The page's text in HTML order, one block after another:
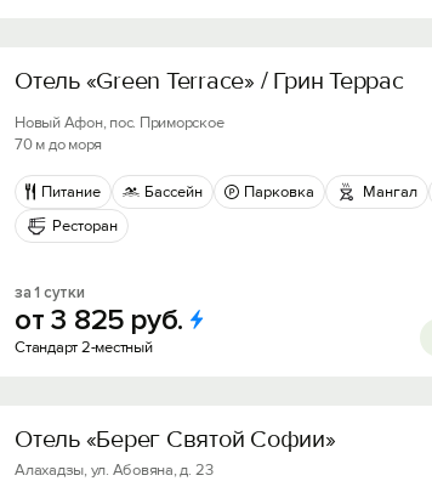
Отель «Green Terrace» / Грин Террас
Новый Афон, пос. Приморское
70 м до моря
Питание Бассейн Парковка Мангал
Ресторан
за 1 сутки
от3 825 руб.
Стандарт 2-местный
Отель «Берег Святой Софии»
Алахадзы, ул. Абовяна, д. 23